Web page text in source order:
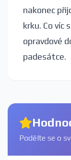
nakonec
krku. Co víc
opravdové
padesátce.
Podělte se o